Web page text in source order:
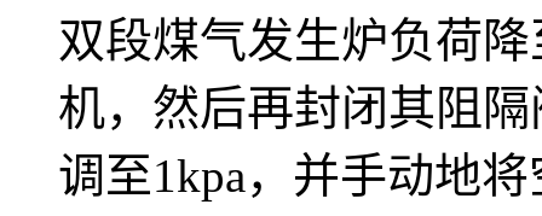
双段煤气发生炉负荷
机，然后再封闭其阻
调至1kpa，并手动地